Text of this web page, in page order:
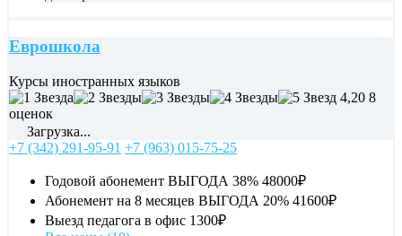
Еврошкола
Курсы иностранных языков
4,20 8
оценок
Загрузка...
+7 (342) 291-95-91 +7 (963) 015-75-25
Годовой абонемент ВЫГОДА 38% 48000₽
Абонемент на 8 месяцев ВЫГОДА 20% 41600₽
Выезд педагога в офис 1300₽